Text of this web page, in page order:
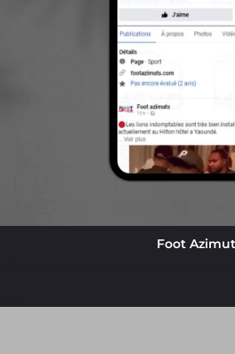
Foot